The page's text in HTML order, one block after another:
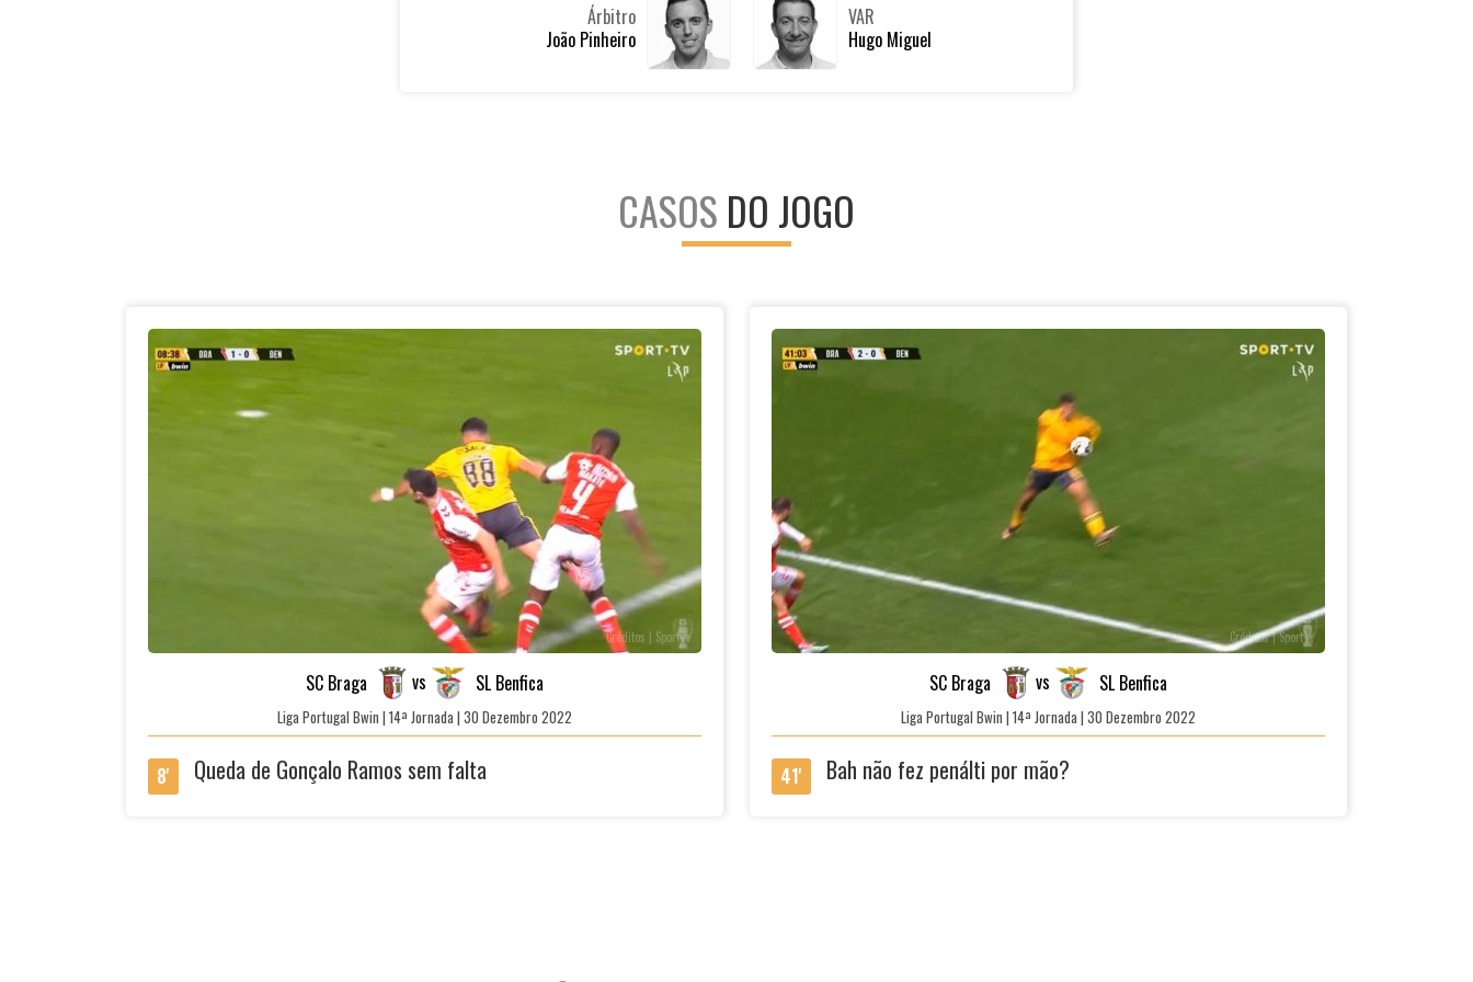
Árbitro
João Pinheiro
VAR
Hugo Miguel
CASOS DO JOGO
Créditos | SportTv
SC Braga vs SL Benfica
Liga Portugal Bwin | 14ª Jornada | 30 Dezembro 2022
8' Queda de Gonçalo Ramos sem falta
Créditos | SportTv
SC Braga vs SL Benfica
Liga Portugal Bwin | 14ª Jornada | 30 Dezembro 2022
41' Bah não fez penálti por mão?